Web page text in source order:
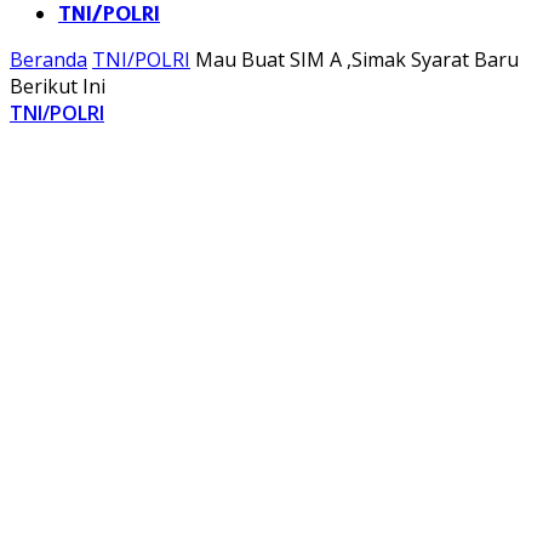
TNI/POLRI
Beranda TNI/POLRI Mau Buat SIM A ,Simak Syarat Baru
Berikut Ini
TNI/POLRI